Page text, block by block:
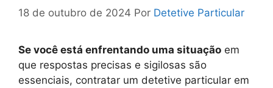
18 de outubro de 2024 Por Detetive Particular
Se você está enfrentando uma situação em
que respostas precisas e sigilosas são
essenciais, contratar um detetive particular em